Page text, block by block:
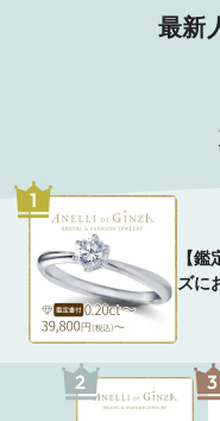
最新
1
【
ズに
2 3